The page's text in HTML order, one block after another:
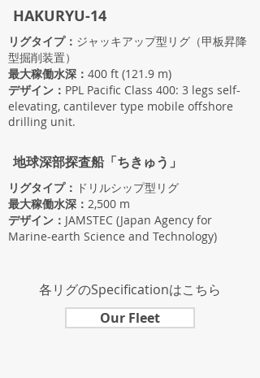
HAKURYU-14
リグタイプ： ジャッキアップ型リグ（甲板昇降
型掘削装置）
最大稼働水深： 400 ft (121.9 m)
デザイン： PPL Pacific Class 400: 3 legs self-
elevating, cantilever type mobile offshore
drilling unit.
地球深部探査船「ちきゅう」
リグタイプ： ドリルシップ型リグ
最大稼働水深： 2,500 m
デザイン： JAMSTEC (Japan Agency for
Marine-earth Science and Technology)
各リグのSpecificationはこちら
Our Fleet